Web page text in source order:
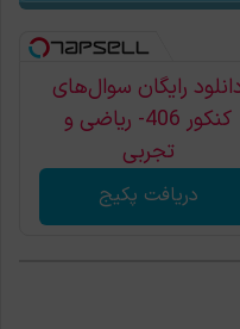
رایگان سوال‌های
کنکور 406- ریاضی و
تجربی
دریافت پکیج